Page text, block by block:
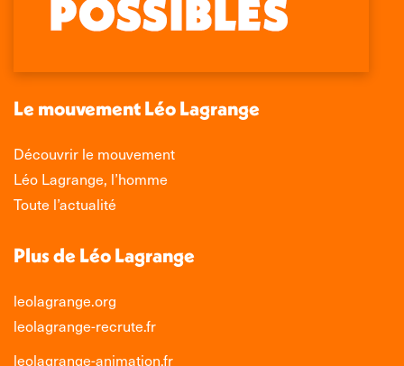
s'ouvre
une
fenêtre
s'ouvre
une
fenêtre
s'ouvre
une
fenêtre
s'ouvre
une
nouvelle
fenêtre
Le mouvement Léo Lagrange
Découvrir le mouvement
Léo Lagrange, l’homme
Toute l’actualité
Plus de Léo Lagrange
leolagrange.org
leolagrange-recrute.fr
leolagrange-animation.fr